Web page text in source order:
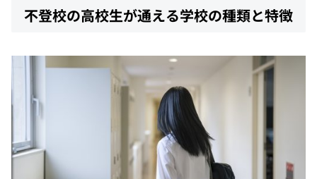
不登校の高校生が通える学校の種類と特徴